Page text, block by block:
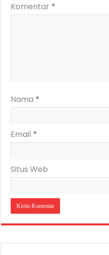
Komentar *
Nama *
Email *
Situs Web